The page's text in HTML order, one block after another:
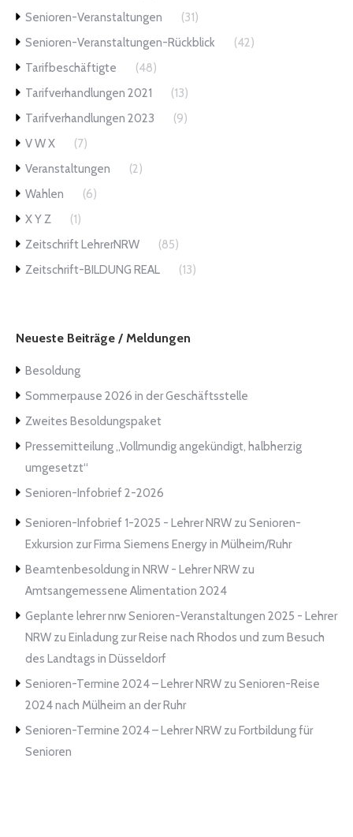
Senioren-Veranstaltungen
(31)
Senioren-Veranstaltungen-Rückblick
(42)
Tarifbeschäftigte
(48)
Tarifverhandlungen 2021
(13)
Tarifverhandlungen 2023
(9)
V W X
(7)
Veranstaltungen
(2)
Wahlen
(6)
X Y Z
(1)
Zeitschrift LehrerNRW
(85)
Zeitschrift-BILDUNG REAL
(13)
Neueste Beiträge / Meldungen
Besoldung
Sommerpause 2026 in der Geschäftsstelle
Zweites Besoldungspaket
Pressemitteilung „Vollmundig angekündigt, halbherzig
umgesetzt“
Senioren-Infobrief 2-2026
Senioren-Infobrief 1-2025 - Lehrer NRW zu Senioren-
Exkursion zur Firma Siemens Energy in Mülheim/Ruhr
Beamtenbesoldung in NRW - Lehrer NRW zu
Amtsangemessene Alimentation 2024
Geplante lehrer nrw Senioren-Veranstaltungen 2025 - Lehrer
NRW zu Einladung zur Reise nach Rhodos und zum Besuch
des Landtags in Düsseldorf
Senioren-Termine 2024 – Lehrer NRW zu Senioren-Reise
2024 nach Mülheim an der Ruhr
Senioren-Termine 2024 – Lehrer NRW zu Fortbildung für
Senioren